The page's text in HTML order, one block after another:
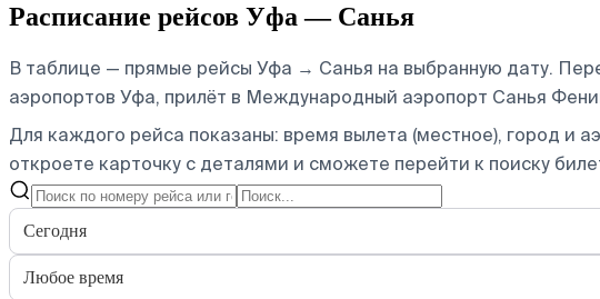
Расписание рейсов Уфа — Санья
В таблице — прямые рейсы Уфа → Санья на выбранную дату.
аэропортов Уфа, прилёт в Международный аэропорт Санья
Для каждого рейса показаны: время вылета (местное), город и
откроете карточку с деталями и сможете перейти к поиску
Сегодня
Любое время